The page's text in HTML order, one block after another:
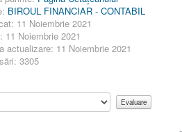
BIROUL FINANCIAR - CONTABIL
11 Noiembrie 2021
11 Noiembrie 2021
actualizare: 11 Noiembrie 2021
3305